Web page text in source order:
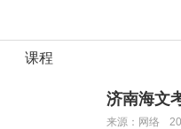
课程
济南海文
来源：网络